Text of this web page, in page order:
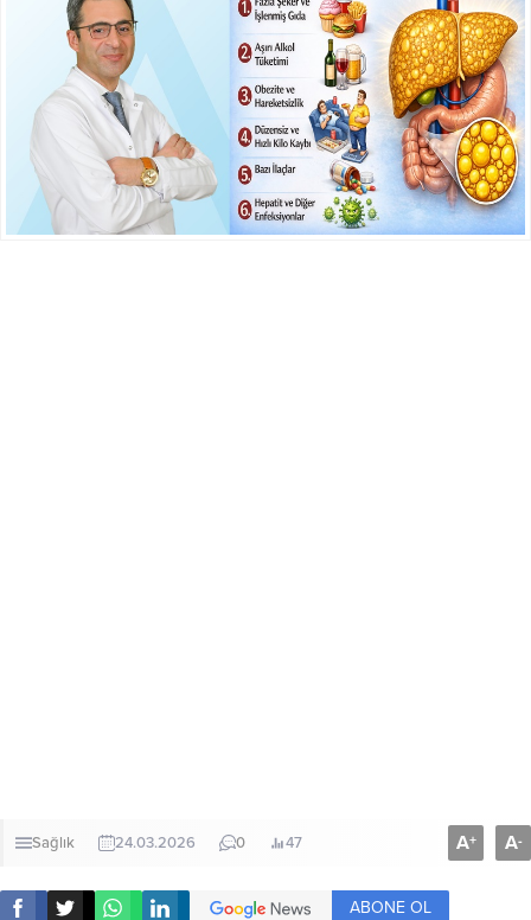
Sağlık 24.03.2026 0 47 A+ A-
ABONE OL